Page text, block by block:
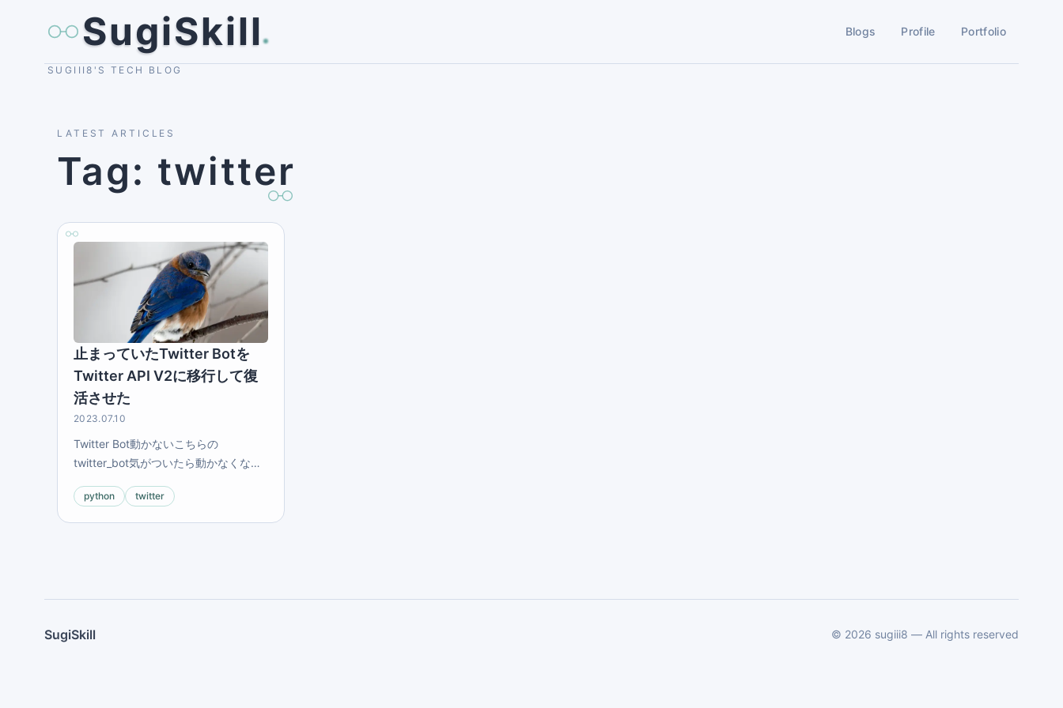
SugiSkill Blogs Profile Portfolio
SUGIII8'S TECH BLOG
LATEST ARTICLES
Tag: twitter
止まっていたTwitter Botを
Twitter API V2に移行して復
活させた
2023.07.10
Twitter Bot動かないこちらの
twitter_bot気がついたら動かなくなっ
クセスしてないアカウントと見なされ
ていた。Botの自動ツイートはアクセス
python twitter
SugiSkill © 2026 sugiii8 — All rights reserved